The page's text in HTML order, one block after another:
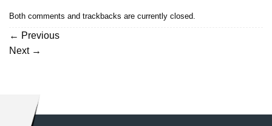
Both comments and trackbacks are currently closed.
← Previous
Next →